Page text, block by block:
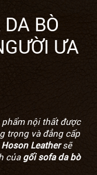
BÒ
ƯA
nội thất được
trọng và đẳng cấp
Hoson Leathersẽ
của gối sofa da bò